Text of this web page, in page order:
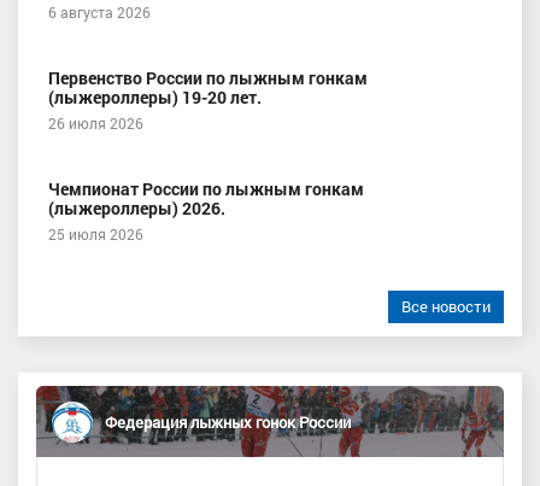
6 августа 2026
Первенство России по лыжным гонкам
(лыжероллеры) 19-20 лет.
26 июля 2026
Чемпионат России по лыжным гонкам
(лыжероллеры) 2026.
25 июля 2026
Все новости
Федерация лыжных гонок России